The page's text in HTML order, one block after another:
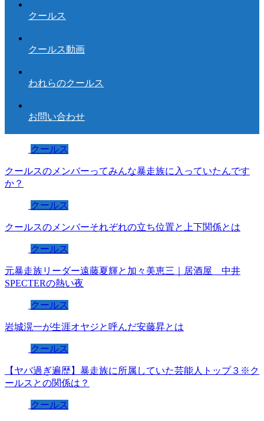
クールス
クールス動画
われらのクールス
お問い合わせ
クールス
クールスのメンバーってみんな暴走族に入っていたんです
か？
クールス
クールスのメンバーそれぞれの立ち位置と上下関係とは
クールス
元暴走族リーダー遠藤夏輝と加々美恵三｜居酒屋 中井
SPECTERの熱い夜
クールス
岩城滉一が生涯オヤジと呼んだ安藤昇とは
クールス
【ヤバ過ぎ遍歴】暴走族に所属していた芸能人トップ３※ク
ールスとの関係は？
クールス